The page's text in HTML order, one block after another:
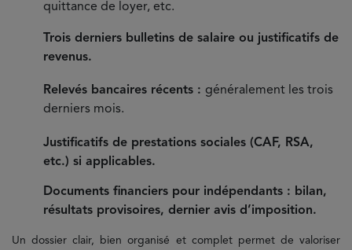
quittance de loyer, etc.
Trois derniers bulletins de salaire ou justificatifs de
revenus.
Relevés bancaires récents : généralement les trois
derniers mois.
Justificatifs de prestations sociales (CAF, RSA,
etc.) si applicables.
Documents financiers pour indépendants : bilan,
résultats provisoires, dernier avis d’imposition.
Un dossier clair, bien organisé et complet permet de valoriser